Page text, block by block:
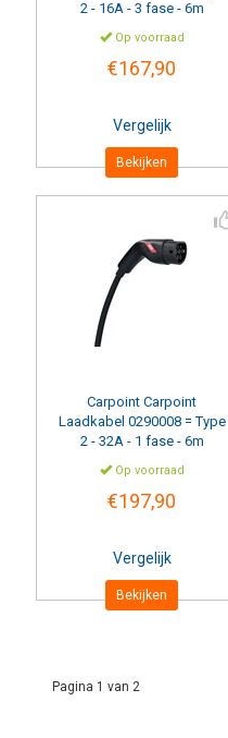
2 - 16A - 3 fase - 6m
Op voorraad
€167,90
Vergelijk
Bekijken
Carpoint Carpoint
Laadkabel 0290008 = Type
2 - 32A - 1 fase - 6m
Op voorraad
€197,90
Vergelijk
Bekijken
Pagina 1 van 2